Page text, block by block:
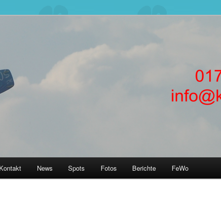
LERNEN in Kiteschule Kitekurs
Hamburg
lernen! Kitesurfkurse + Kitsurfunterricht für Anfänger in Kiteschule
Laboe, Hamburg, Fehmarn, SPO
Kontakt News Spots Fotos Berichte FeWo